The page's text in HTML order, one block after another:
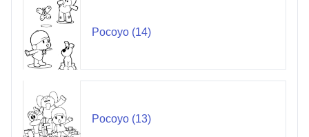
Pocoyo (14)
Pocoyo (13)